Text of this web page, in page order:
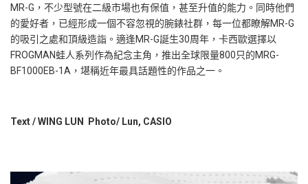
MR-G，不少型號在二級市場也有保值，甚至升值的能力。同時他們
的愛好者，已經形成一個不容忽視的腕錶社群，每一位都瞭解MR-G
的吸引之處和頂級造詣。適逢MR-G誕生30周年，卡西歐選擇以
FROGMAN蛙人系列作為紀念主角，推出全球限量800只的MRG-
BF1000EB-1A，堪稱近年最具話題性的作品之一。
Text / WING LUN Photo/ Lun, CASIO